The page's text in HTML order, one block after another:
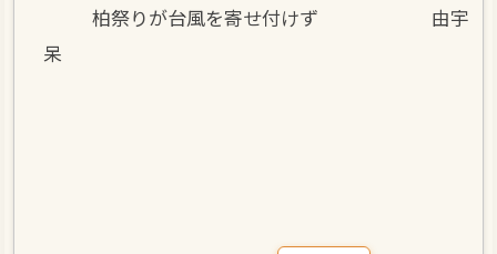
柏祭りが台風を寄せ付けず 由宇
呆